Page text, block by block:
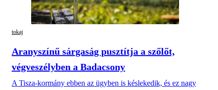
tokaj
Aranyszínű sárgaság pusztítja a szőlőt,
végveszélyben a Badacsony
A Tisza-kormány ebben az ügyben is késlekedik, és ez nagy